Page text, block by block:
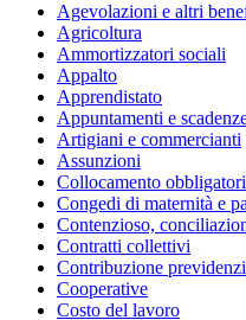
Agevolazioni e altri
Agricoltura
Ammortizzatori sociali
Appalto
Apprendistato
Appuntamenti e
Artigiani e commercianti
Assunzioni
Collocamento
Congedi di maternità e
Contenzioso,
Contratti collettivi
Contribuzione
Cooperative
Costo del lavoro